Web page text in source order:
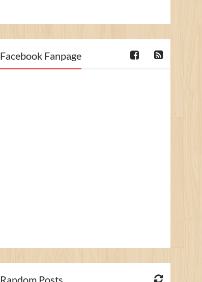
Facebook Fanpage
Random Posts